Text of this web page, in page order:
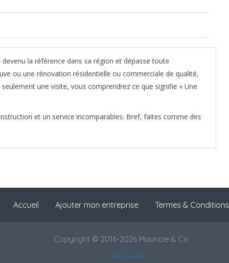
la référence dans sa région et dépasse toute
ou une rénovation résidentielle ou commerciale de qualité,
une visite, vous comprendrez ce que signifie « Une
et un service incomparables. Bref, faites comme des
Accueil Ajouter mon entreprise Termes & Conditions
Copyright © 2016-2026 Mauricie & Co
Agence Web